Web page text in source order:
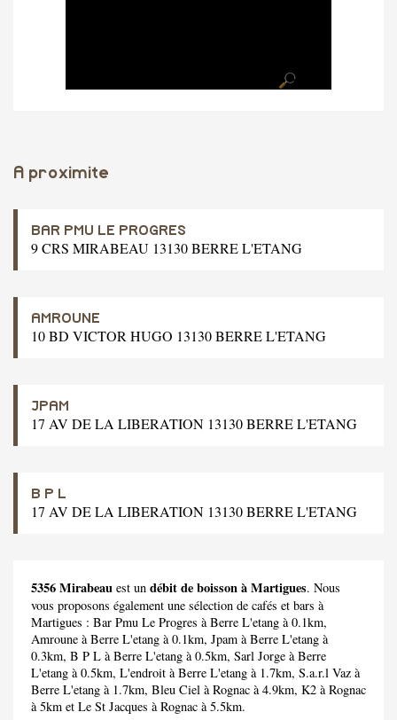
A proximite
BAR PMU LE PROGRES
9 CRS MIRABEAU 13130 BERRE L'ETANG
AMROUNE
10 BD VICTOR HUGO 13130 BERRE L'ETANG
JPAM
17 AV DE LA LIBERATION 13130 BERRE L'ETANG
B P L
17 AV DE LA LIBERATION 13130 BERRE L'ETANG
5356 Mirabeau est un débit de boisson à Martigues. Nous
vous proposons également une sélection de cafés et bars à
Martigues : Bar Pmu Le Progres à Berre L'etang à 0.1km,
Amroune à Berre L'etang à 0.1km, Jpam à Berre L'etang à
0.3km, B P L à Berre L'etang à 0.5km, Sarl Jorge à Berre
L'etang à 0.5km, L'endroit à Berre L'etang à 1.7km, S.a.r.l Vaz à
Berre L'etang à 1.7km, Bleu Ciel à Rognac à 4.9km, K2 à Rognac
à 5km et Le St Jacques à Rognac à 5.5km.